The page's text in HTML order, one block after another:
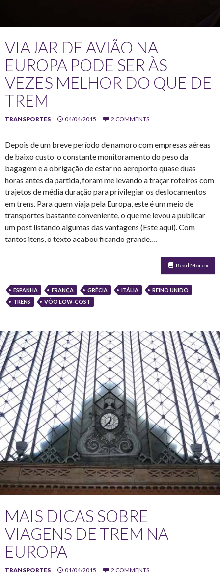
VIAJAR DE AVIÃO NA
EUROPA PODE SER ÀS
VEZES MELHOR DO QUE DE
TREM
TRANSPORTES 04/04/2015 2 COMMENTS
Depois de um breve período de namoro com empresas aéreas
de baixo custo, o constante monitoramento do peso da
bagagem e a obrigação de estar no aeroporto quase duas
horas antes da partida, foram me levando a traçar roteiros com
trajetos de média duração para privilegiar os deslocamentos
em trens. Para quem viaja pela Europa, este é um meio de
transportes bastante conveniente, o que me levou a publicar
um post listando algumas das vantagens (Este aqui). Com
tantos itens, o texto acabou ficando grande.…
Read More »
ESPANHA FRANÇA GRÉCIA ITÁLIA
REINO UNIDO
TRENS
VÔO LOW-COST
MAIS DICAS SOBRE
VIAGENS DE TREM NA
EUROPA
TRANSPORTES 01/04/2015 2 COMMENTS